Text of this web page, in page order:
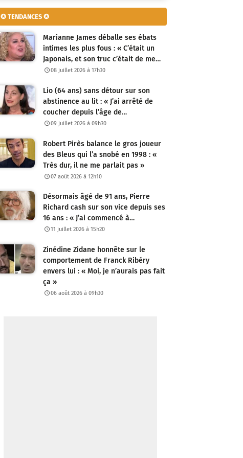
✪ TENDANCES ✪
Marianne James déballe ses ébats
intimes les plus fous : « C’était un
Japonais, et son truc c’était de me…
08 juillet 2026 à 17h30
Lio (64 ans) sans détour sur son
abstinence au lit : « J’ai arrêté de
coucher depuis l’âge de…
09 juillet 2026 à 09h30
Robert Pirès balance le gros joueur
des Bleus qui l’a snobé en 1998 : «
Très dur, il ne me parlait pas »
07 août 2026 à 12h10
Désormais âgé de 91 ans, Pierre
Richard cash sur son vice depuis ses
16 ans : « J’ai commencé à…
11 juillet 2026 à 15h20
Zinédine Zidane honnête sur le
comportement de Franck Ribéry
envers lui : « Moi, je n’aurais pas fait
ça »
06 août 2026 à 09h30